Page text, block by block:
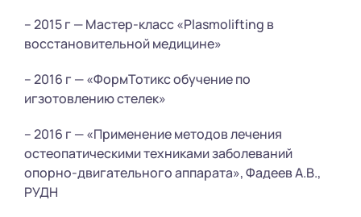
– 2015 г — Мастер-класс «Plasmolifting в
восстановительной медицине»
– 2016 г — «ФормТотикс обучение по
игзотовлению стелек»
– 2016 г — «Применение методов лечения
остеопатическими техниками заболеваний
опорно-двигательного аппарата», Фадеев А.В.,
РУДН